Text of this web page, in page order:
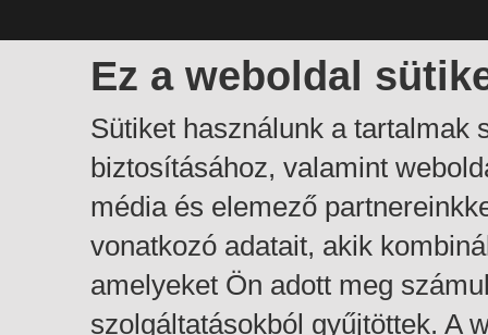
Ez a weboldal
Sütiket használunk a tartalmak
biztosításához, valamint
média és elemező
vonatkozó adatait, akik
amelyeket Ön adott meg
szolgáltatásokból gyűjtöttek. A